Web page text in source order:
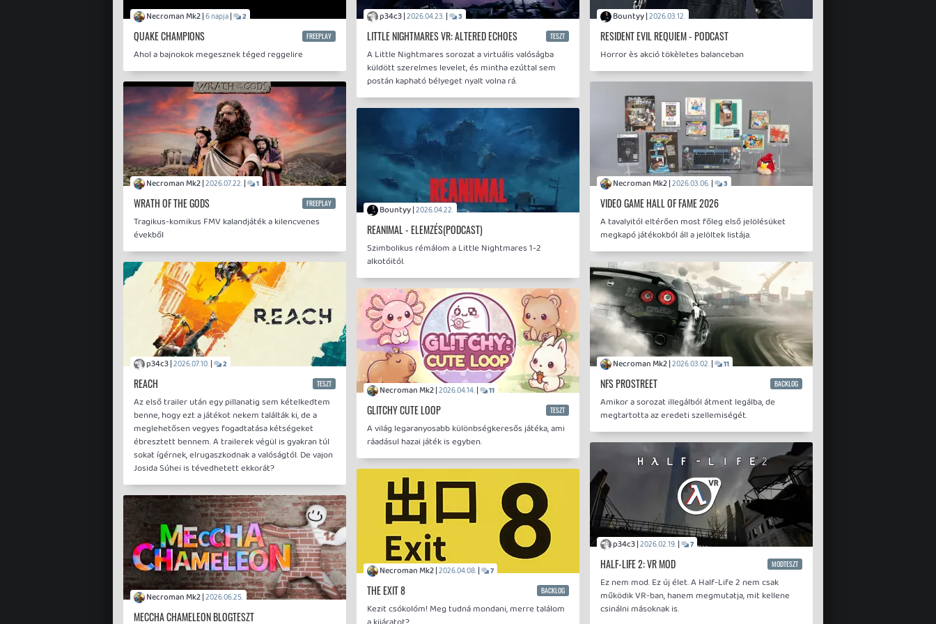
Necroman Mk2 |6 napja| 2
QUAKE CHAMPIONS FREEPLAY
Ahol a bajnokok megesznek téged reggelire
Necroman Mk2 |2026.07.22.| 1
WRATH OF THE GODS FREEPLAY
Tragikus-komikus FMV kalandjáték a kilencvenes
évekből
p34c3 |2026.07.10.| 2
REACH TESZT
Az első trailer után egy pillanatig sem kételkedtem
benne, hogy ezt a játékot nekem találták ki, de a
meglehetősen vegyes fogadtatása kétségeket
ébresztett bennem. A trailerek végül is gyakran túl
sokat ígérnek, elrugaszkodnak a valóságtól. De vajon
Josida Súhei is tévedhetett ekkorát?
Necroman Mk2 |2026.06.25.
MECCHA CHAMELEON BLOGTESZT
p34c3 |2026.04.23.| 3
LITTLE NIGHTMARES VR: ALTERED ECHOES TESZT
A Little Nightmares sorozat a virtuális valóságba
küldött szerelmes levelet, és mintha ezúttal sem
postán kapható bélyeget nyalt volna rá.
Bountyy |2026.04.22.
REANIMAL - ELEMZÉS(PODCAST)
Szimbolikus rémálom a Little Nightmares 1-2
alkotóitól.
Necroman Mk2 |2026.04.14.| 11
GLITCHY CUTE LOOP TESZT
A világ legaranyosabb különbségkeresős játéka, ami
ráadásul hazai játék is egyben.
Necroman Mk2 |2026.04.08.| 7
THE EXIT 8 BACKLOG
Kezit csókolóm! Meg tudná mondani, merre találom
Bountyy |2026.03.12.
RESIDENT EVIL REQUIEM - PODCAST
Horror ès akció tökèletes balanceban
Necroman Mk2 |2026.03.06.| 3
VIDEO GAME HALL OF FAME 2026
A tavalyitól eltérően most főleg első jelölésüket
megkapó játékokból áll a jelöltek listája.
Necroman Mk2 |2026.03.02.| 11
NFS PROSTREET BACKLOG
Amikor a sorozat illegálból átment legálba, de
megtartotta az eredeti szellemiségét.
p34c3 |2026.02.19.| 7
HALF-LIFE 2: VR MOD MODTESZT
Ez nem mod. Ez új élet. A Half-Life 2 nem csak
működik VR-ban, hanem megmutatja, mit kellene
csinálni másoknak is.